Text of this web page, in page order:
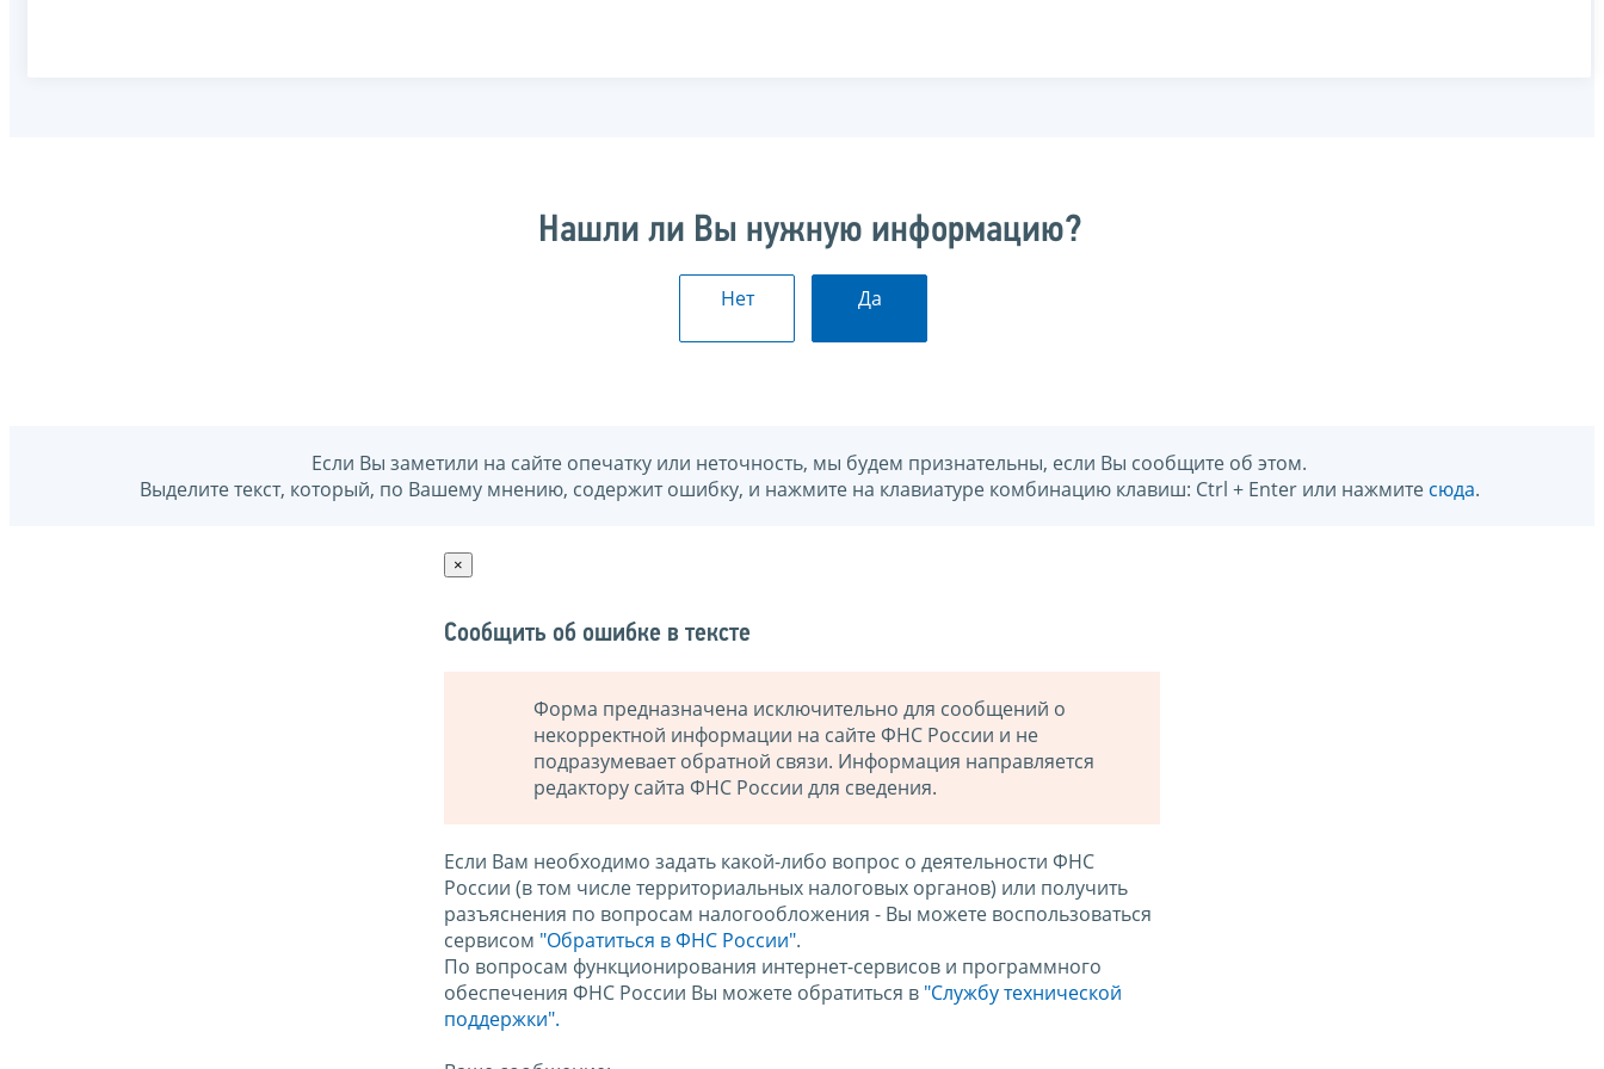
Нашли ли Вы нужную информацию?
Нет Да
Если Вы заметили на сайте опечатку или неточность, мы будем признательны, если Вы сообщите об этом.
Выделите текст, который, по Вашему мнению, содержит ошибку, и нажмите на клавиатуре комбинацию клавиш: Ctrl + Enter или нажмите сюда.
×
Сообщить об ошибке в тексте
Форма предназначена исключительно для сообщений о
некорректной информации на сайте ФНС России и не
подразумевает обратной связи. Информация направляется
редактору сайта ФНС России для сведения.
Если Вам необходимо задать какой-либо вопрос о деятельности ФНС
России (в том числе территориальных налоговых органов) или получить
разъяснения по вопросам налогообложения - Вы можете воспользоваться
сервисом "Обратиться в ФНС России".
По вопросам функционирования интернет-сервисов и программного
обеспечения ФНС России Вы можете обратиться в "Службу технической
поддержки".